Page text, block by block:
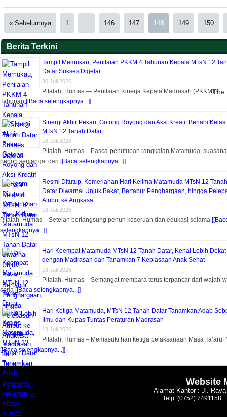
« Sebelumnya 1 … 146 147 148 149 150
Berita Terkini
Tampil Memukau, Penilaian PKKM 4 Tahunan Kepala MTsN 12
Datar Sukses Digelar
30 Juli 2026
Pitalah, Humas — Penilaian Kinerja Kepala Madrasah (PKKM) 4
Tahunan [[Baca selengkapnya...]]
Sinergi Akhir Pekan, Gotong Royong dan Aksi Kreatif Benahi Kelas
MTsN 12 Tanah Datar
18 Juli 2026
Pitalah, Humas – Pasca-penutupan rangkaian Matamuda, suasana
penuh semangat dan [[Baca selengkapnya...]]
Resmi Ditutup, Kemeriahan Hari Kelima Matamuda MTsN 12 Tanah
Datar Diwarnai Unjuk Bakat, Bertabur Penghargaan, hingga
Atribut ke Angkasa
18 Juli 2026
Pitalah, Humas – Setelah berlangsung penuh keseruan dan edukasi selama
selengkapnya...]]
Hari Keempat Matamuda MTsN 12 Tanah Datar, Kenal Lebih Dekat
dengan Madrasah dan Tanamkan 7 Kebiasaan Anak Sehat
18 Juli 2026
Pitalah, Humas – Semangat membara terus terpancar dari wajah-
ceria [[Baca selengkapnya...]]
Hari Ketiga Matamuda, MTsN 12 Tanah Datar Tanamkan Adab
Ilmu dan Kupas Tuntas Peraturan Madrasah
18 Juli 2026
Pitalah, Humas – Memasuki hari ketiga pelaksanaan Masa Ta’aruf
[[Baca selengkapnya...]]
Website
Alamat Kantor : Jl.
Telp. (0752)
The